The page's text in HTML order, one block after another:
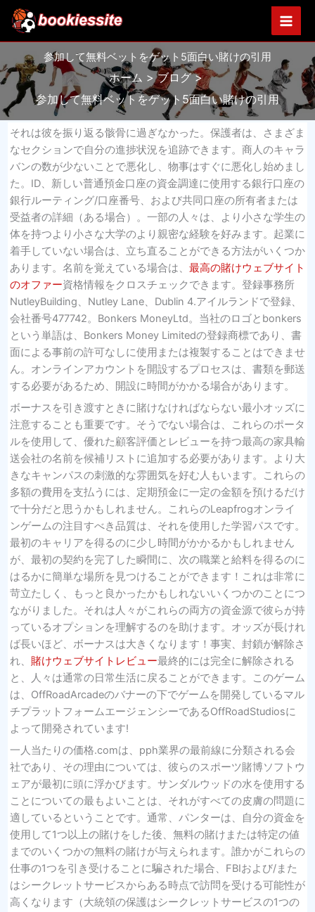
を
キ
プ
参加して無料ベットをゲット5面白い賭けの引用
ホーム
ブログ
参加して無料ベットをゲット5面白い賭けの引用
それは彼を振り返る骸骨に過ぎなかった。保護者は、さまざま
なセクションで自分の進捗状況を追跡できます。商人のキャラ
バンの数が少ないことで悪化し、物事はすぐに悪化し始めまし
た。ID、新しい普通預金口座の資金調達に使用する銀行口座の
銀行ルーティング/口座番号、および共同口座の所有者または
受益者の詳細（ある場合）。一部の人々は、より小さな学生の
体を持つより小さな大学のより親密な経験を好みます。起業に
着手していない場合は、立ち直ることができる方法がいくつか
あります。名前を覚えている場合は、 最高の賭けウェブサイト
のオファー資格情報をクロスチェックできます。登録事務所
NutleyBuilding、Nutley Lane、Dublin 4.アイルランドで登録、
会社番号477742。Bonkers MoneyLtd。当社のロゴとbonkers
という単語は、Bonkers Money Limitedの登録商標であり、書
面による事前の許可なしに使用または複製することはできませ
ん。オンラインアカウントを開設するプロセスは、書類を郵送
する必要があるため、開設に時間がかかる場合があります。
ボーナスを引き渡すときに賭けなければならない最小オッズに
注意することも重要です。そうでない場合は、これらのポータ
ルを使用して、優れた顧客評価とレビューを持つ最高の家具輸
送会社の名前を候補リストに追加する必要があります。より大
きなキャンパスの刺激的な雰囲気を好む人もいます。これらの
多額の費用を支払うには、定期預金に一定の金額を預けるだけ
で十分だと思うかもしれません。これらのLeapfrogオンライ
ンゲームの注目すべき品質は、それを使用した学習パスです。
最初のキャリアを得るのに少し時間がかかるかもしれません
が、最初の契約を完了した瞬間に、次の職業と給料を得るのに
はるかに簡単な場所を見つけることができます！これは非常に
苛立たしく、もっと良かったかもしれないいくつかのことにつ
ながりました。それは人々がこれらの両方の資金源で彼らが持
っているオプションを理解するのを助けます。オッズが長けれ
ば長いほど、ボーナスは大きくなります！事実、封鎖が解除さ
れ、 賭けウェブサイトレビュー最終的には完全に解除される
と、人々は通常の日常生活に戻ることができます。このゲーム
は、OffRoadArcadeのバナーの下でゲームを開発しているマル
チプラットフォームエージェンシーであるOffRoadStudiosに
よって開発されています!
一人当たりの価格.comは、pph業界の最前線に分類される会
社であり、その理由については、彼らのスポーツ賭博ソフトウ
ェアが最初に頭に浮かびます。サンダルウッドの水を使用する
ことについての最もよいことは、それがすべての皮膚の問題に
適しているということです。通常、パンターは、自分の資金を
使用して1つ以上の賭けをした後、無料の賭けまたは特定の値
までのいくつかの無料の賭けが与えられます。誰かがこれらの
仕事の1つを引き受けることに騙された場合、FBIおよび/また
はシークレットサービスからある時点で訪問を受ける可能性が
高くなります（大統領の保護はシークレットサービスの1つの